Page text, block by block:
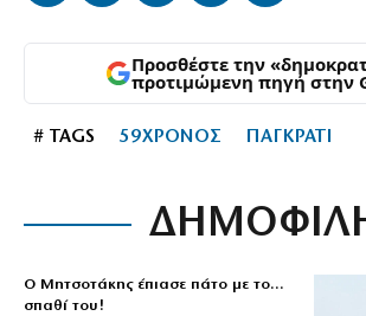
Προσθέστε την
προτιμώμενη πηγή στην
# TAGS 59ΧΡΟΝΟΣ ΠΑΓΚΡΑΤΙ
Ο Μητσοτάκης έπιασε πάτο με το…
σπαθί του!